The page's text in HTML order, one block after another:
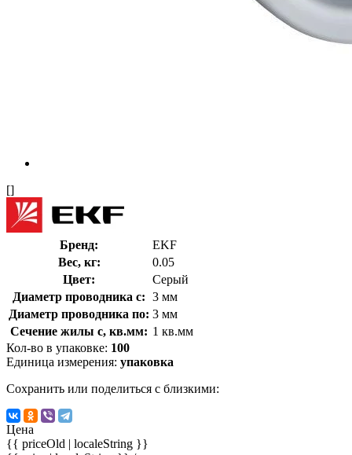
[]
Бренд:
EKF
Вес, кг:
0.05
Цвет:
Серый
Диаметр проводника с: 3 мм
Диаметр проводника по: 3 мм
Сечение жилы с, кв.мм: 1 кв.мм
Кол-во в упаковке: 100
Единица измерения: упаковка
Сохранить или поделиться с близкими:
Цена
{{ priceOld | localeString }}